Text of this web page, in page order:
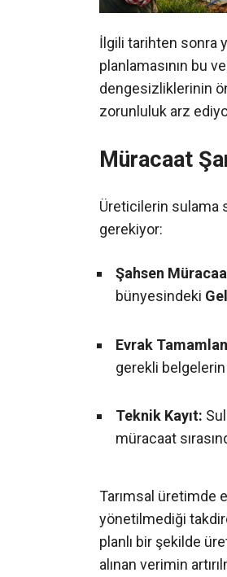
İlgili tarihten sonra
planlamasının bu
dengesizliklerinin
zorunluluk arz
Müracaat
Üreticilerin sulama
gerekiyor:
Şahsen
bünyesindeki
Evrak
gerekli
Teknik Kayıt:
müracaat
Tarımsal üretimde
yönetilmediği
planlı bir şekilde
alınan verimin